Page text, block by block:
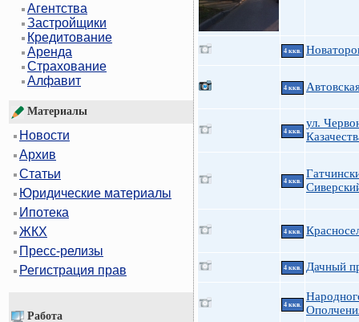
Агентства
Застройщики
Кредитование
Аренда
Страхование
Алфавит
Материалы
Новости
Архив
Статьи
Юридические материалы
Ипотека
ЖКХ
Пресс-релизы
Регистрация прав
Работа
4 ккв.
4 ккв.
4 ккв.
ул.
4 ккв.
4 ккв.
4 ккв. Дачный
4 ккв.